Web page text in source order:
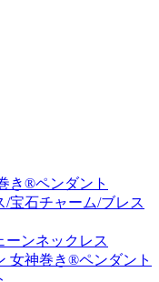
き®ペンダント
宝石チャーム/ブレス
ーンネックレス
女神巻き®ペンダント